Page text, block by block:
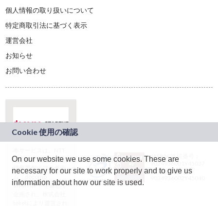
個人情報の取り扱いについて
特定商取引法に基づく表示
運営会社
お知らせ
お問い合わせ
ドコモグループの新
規事業創出プログラ
ム「docomo
STARTUP」を通じて
JASRAC許諾番号：
9024936001Y45037
JASRAC許諾番号：
On our website we use some cookies. These are
necessary for our site to work properly and to give us
information about how our site is used.